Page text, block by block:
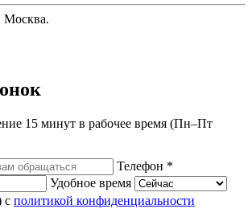
15 минут в рабочее время (Пн–Пт
Телефон *
Удобное время
с политикой конфиденциальности